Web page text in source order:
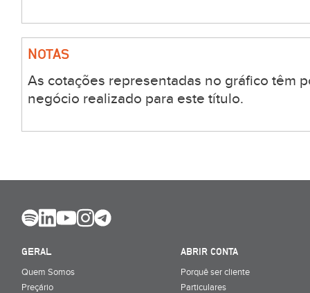
NOTAS
As cotações representadas no gráfico têm
negócio realizado para este título.
GERAL
Quem Somos
Preçário
ABRIR CONTA
Porquê ser cliente
Particulares